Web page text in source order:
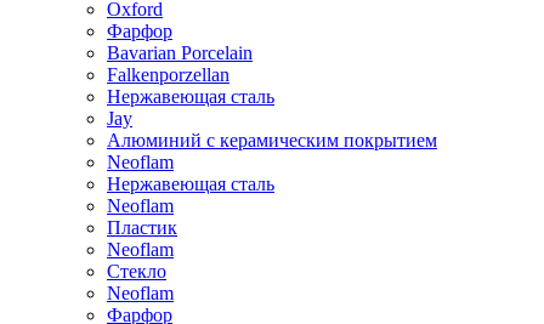
Oxford
Фарфор
Bavarian Porcelain
Falkenporzellan
Нержавеющая сталь
Jay
Алюминий с керамическим покрытием
Neoflam
Нержавеющая сталь
Neoflam
Пластик
Neoflam
Стекло
Neoflam
Фарфор